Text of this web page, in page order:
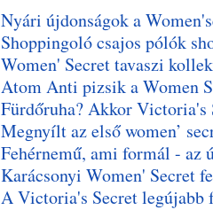
Nyári újdonságok a
Shoppingoló csajos pólók
Women' Secret tavaszi
Atom Anti pizsik a Women
Fürdőruha? Akkor Victoria's
Megnyílt az első women’
Fehérnemű, ami formál - az
Karácsonyi Women' Secret
A Victoria's Secret legújabb